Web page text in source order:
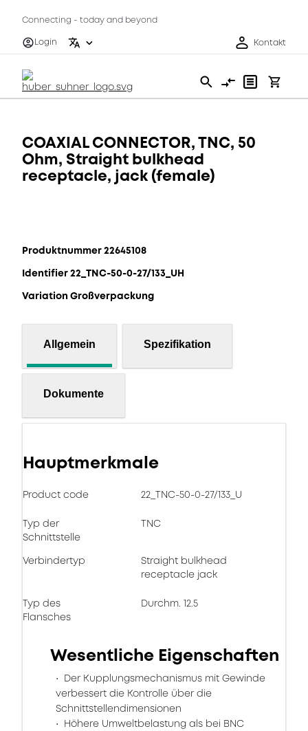
Connecting - today and beyond
Login
Kontakt
COAXIAL CONNECTOR, TNC, 50
Ohm, Straight bulkhead
receptacle, jack (female)
Produktnummer 22645108
Identifier 22_TNC-50-0-27/133_UH
Variation Großverpackung
Allgemein Spezifikation
Dokumente
Hauptmerkmale
Product code 22_TNC-50-0-27/133_U
Typ der
Schnittstelle
TNC
Verbindertyp
Straight bulkhead
receptacle jack
Typ des
Flansches
Durchm. 12.5
Wesentliche Eigenschaften
Der Kupplungsmechanismus mit Gewinde
verbessert die Kontrolle über die
Schnittstellendimensionen
Höhere Umweltbelastung als bei BNC